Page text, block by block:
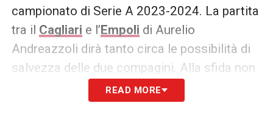
campionato di Serie A 2023-2024. La partita
tra il Cagliari e l’Empoli di Aurelio
Andreazzoli dirà tanto circa le possibilità di
salvezza delle due compagini. Alla sfida non
potranno partecipare tre infortunati oltre ad
Antoine Makoumbou, fermato dal giudice
READ MORE